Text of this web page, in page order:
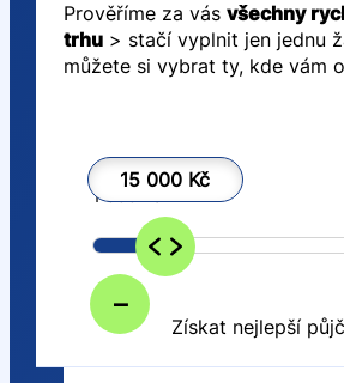
Prověříme za vás všechny
trhu> stačí vyplnit jen jednu
můžete si vybrat ty, kde vám
15 000 Kč
–
1 000 Kč
Získat nejlepší